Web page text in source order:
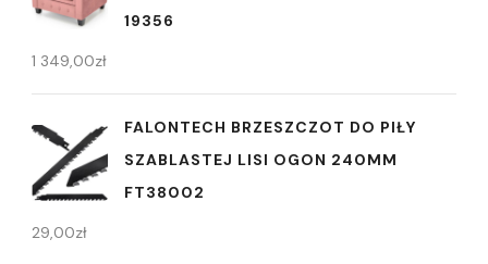
19356
1 349,00zł
FALONTECH BRZESZCZOT DO PIŁY
SZABLASTEJ LISI OGON 240MM
FT38002
29,00zł